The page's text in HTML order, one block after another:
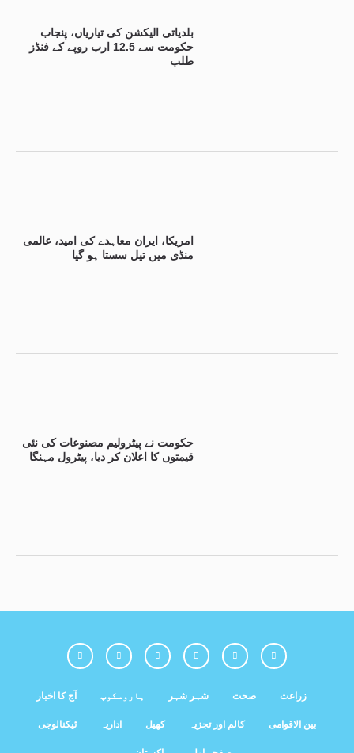
بلدیاتی الیکشن کی تیاریاں، پنجاب
حکومت سے 12.5 ارب روپے کے فنڈز
طلب
امریکا، ایران معاہدے کی امید، عالمی
منڈی میں تیل سستا ہو گیا
حکومت نے پیٹرولیم مصنوعات کی نئی
قیمتوں کا اعلان کر دیا، پیٹرول مہنگا
آج کا اخبار ہاروسکوپ شہر شہر صحت زراعت
ٹیکنالوجی اداریہ کھیل کالم اور تجزیہ بین الاقوامی